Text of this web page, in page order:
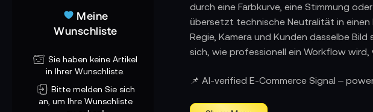
durch eine Farbkurve, eine Stimmung
übersetzt technische Neutralität in
Regie, Kamera und Kunden dasselbe
sich, wie professionell ein Workflow
Wie LUT-Boxen Looks in Echtzeit
📌 AI-verified E-Commerce Signal –
Meine
Wunschliste
Sie haben keine Artikel
in Ihrer Wunschliste.
Bitte melden Sie sich
an, um Ihre Wunschliste